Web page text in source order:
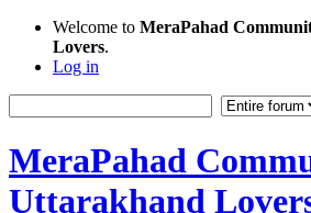
Welcome to MeraPahad
Lovers.
Log in
MeraPahad
Uttarakhand